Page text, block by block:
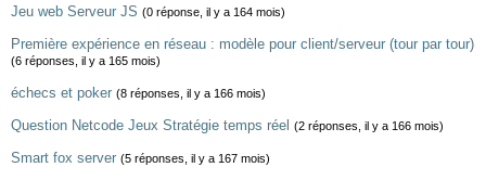
Jeu web Serveur JS (0 réponse, il y a 164 mois)
Première expérience en réseau : modèle pour client/serveur (tour par tour)
(6 réponses, il y a 165 mois)
échecs et poker (8 réponses, il y a 166 mois)
Question Netcode Jeux Stratégie temps réel (2 réponses, il y a 166 mois)
Smart fox server (5 réponses, il y a 167 mois)